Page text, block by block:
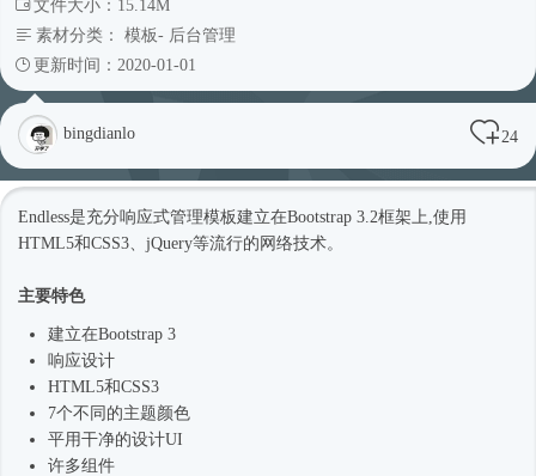
文件大小：15.14M
素材分类： 模板- 后台管理
更新时间：2020-01-01
bingdianlo 24
Endless是充分响应式管理模板建立在Bootstrap 3.2框架上,使用
HTML5和CSS3、jQuery等流行的网络技术。
主要特色
建立在Bootstrap 3
响应设计
HTML5和CSS3
7个不同的主题颜色
平用干净的设计UI
许多组件